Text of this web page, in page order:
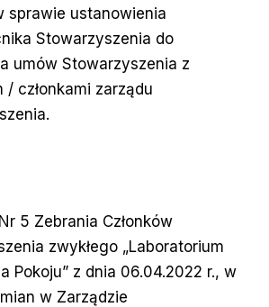
sprawie ustanowienia
Stowarzyszenia do
umów Stowarzyszenia z
/ członkami zarządu
5 Zebrania Członków
zwykłego „Laboratorium
Pokoju” z dnia 06.04.2022 r., w
w Zarządzie